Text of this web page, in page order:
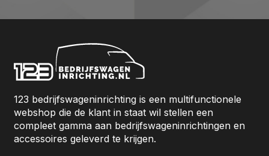
123 bedrijfswageninrichting is een multifunctionele
webshop die de klant in staat wil stellen een
compleet gamma aan bedrijfswageninrichtingen en
accessoires geleverd te krijgen.